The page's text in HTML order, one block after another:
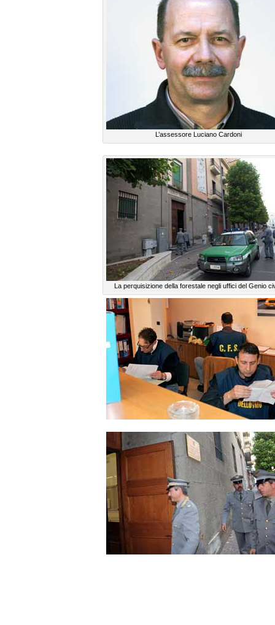
L’assessore Luciano Cardoni
La perquisizione della forestale negli uffici del Genio